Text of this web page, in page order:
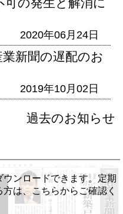
2020年06月24日
新聞の遅配のお
2019年10月02日
過去のお知らせ
ンロードできます。定期
は、こちらからご確認く